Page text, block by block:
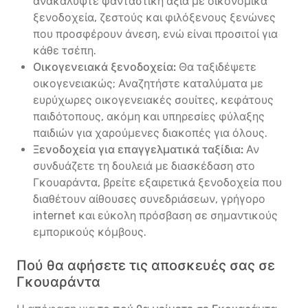
ξενοδοχεία, ζεστούς και φιλόξενους ξενώνες
που προσφέρουν άνεση, ενώ είναι προσιτοί για
κάθε τσέπη.
Οικογενειακά ξενοδοχεία: Θα ταξιδέψετε
οικογενειακώς; Αναζητήστε καταλύματα με
ευρύχωρες οικογενειακές σουίτες, κεφάτους
παιδότοπους, ακόμη και υπηρεσίες φύλαξης
παιδιών για χαρούμενες διακοπές για όλους.
Ξενοδοχεία για επαγγελματικά ταξίδια: Αν
συνδυάζετε τη δουλειά με διασκέδαση στο
Γκουαράντα, βρείτε εξαιρετικά ξενοδοχεία που
διαθέτουν αίθουσες συνεδριάσεων, γρήγορο
internet και εύκολη πρόσβαση σε σημαντικούς
εμπορικούς κόμβους.
Πού θα αφήσετε τις αποσκευές σας σε
Γκουαράντα